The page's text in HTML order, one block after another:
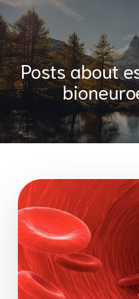
Posts about